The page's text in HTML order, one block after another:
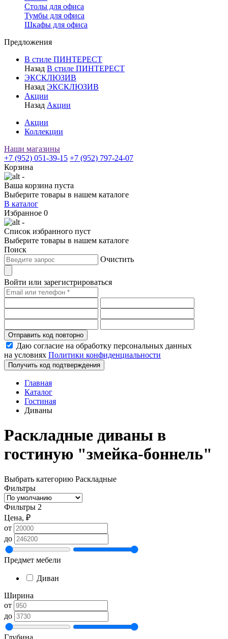
Столы для офиса
Тумбы для офиса
Шкафы для офиса
Предложения
В стиле ПИНТЕРЕСТ
Назад В стиле ПИНТЕРЕСТ
ЭКСКЛЮЗИВ
Назад ЭКСКЛЮЗИВ
Акции
Назад Акции
Акции
Коллекции
Наши магазины
+7 (952) 051-39-15 +7 (952) 797-24-07
Корзина
-
Ваша корзина пуста
Выберите товары в нашем каталоге
В каталог
Избранное 0
-
Список избранного пуст
Выберите товары в нашем каталоге
Поиск
Очистить
Войти или зарегистрироваться
Отправить код повторно
Даю согласие на обработку персональных данных
на условиях Политики конфиденциальности
Получить код подтверждения
Главная
Каталог
Гостиная
Диваны
Раскладные диваны в
гостиную "змейка-боннель"
Выбрать категорию Раскладные
Фильтры
Фильтры 2
Цена, ₽
от
до
Предмет мебели
Диван
Ширина
от
до
Глубина